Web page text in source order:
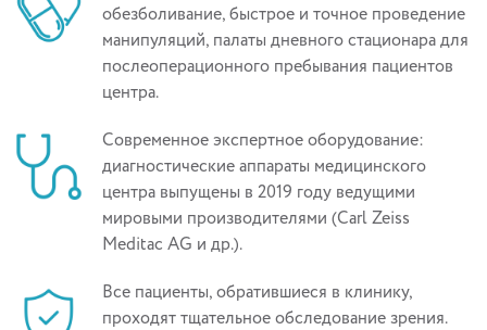
обезболивание, быстрое и точное проведение
манипуляций, палаты дневного стационара для
послеоперационного пребывания пациентов
центра.
Современное экспертное оборудование:
диагностические аппараты медицинского
центра выпущены в 2019 году ведущими
мировыми производителями (Carl Zeiss
Meditac AG и др.).
Все пациенты, обратившиеся в клинику,
проходят тщательное обследование зрения.